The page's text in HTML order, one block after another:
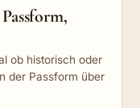
ob historisch oder
der Passform über